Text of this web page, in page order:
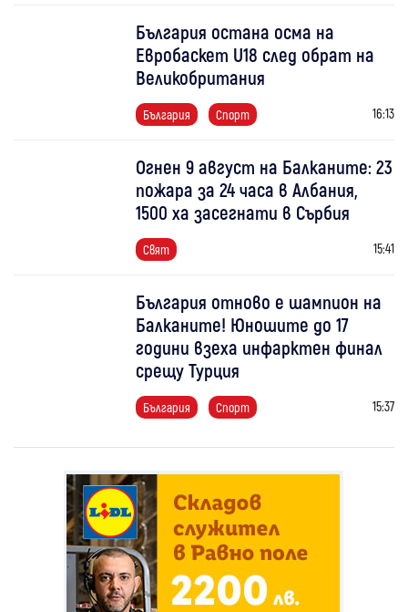
България остана осма на
Евробаскет U18 след обрат на
Великобритания
България Спорт 16:13
Огнен 9 август на Балканите: 23
пожара за 24 часа в Албания,
1500 ха засегнати в Сърбия
Свят 15:41
България отново е шампион на
Балканите! Юношите до 17
години взеха инфарктен финал
срещу Турция
България Спорт 15:37